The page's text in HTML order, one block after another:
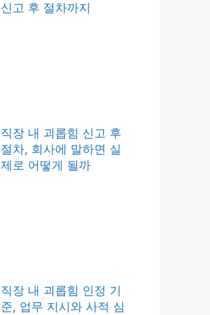
신고 후 절차까지
직장 내 괴롭힘 신고 후
절차, 회사에 말하면 실
제로 어떻게 될까
직장 내 괴롭힘 인정 기
준, 업무 지시와 사적 심